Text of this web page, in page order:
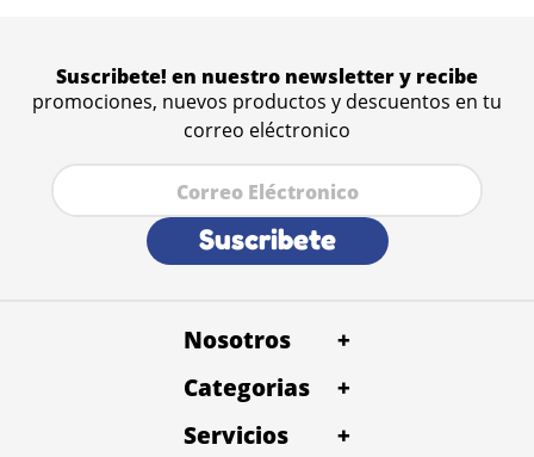
Suscribete! en nuestro newsletter y recibe
promociones, nuevos productos y descuentos en tu
correo eléctronico
Suscribete
Nosotros
+
Quienes Somos
Trabaja con Nosotros
Categorias
+
Alimentos
Servicios
+